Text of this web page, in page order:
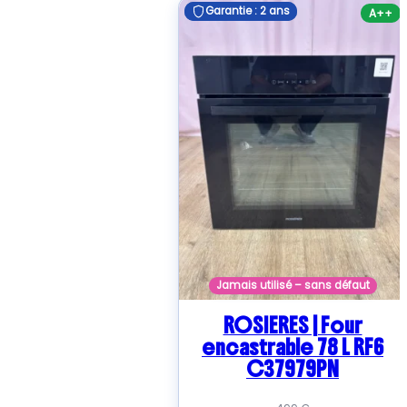
A++
Garantie : 2 ans
Jamais utilisé – sans défaut
Garantie : 2 ans
ROSIERES | Four
encastrable 78 L RF6
C37979PN